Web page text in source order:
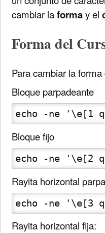
cambiar laformay el
Forma del
Para cambiar la
Bloque parpadeante
echo -ne '\e[1
Bloque fijo
echo -ne '\e[2
Rayita horizontal
echo -ne '\e[3
Rayita horizontal fija: